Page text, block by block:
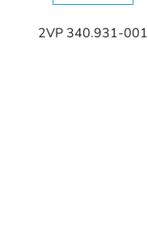
2VP 340.931-001